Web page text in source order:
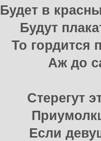
Будет в
Будут
То гордится
Аж до
Стерегут
Если